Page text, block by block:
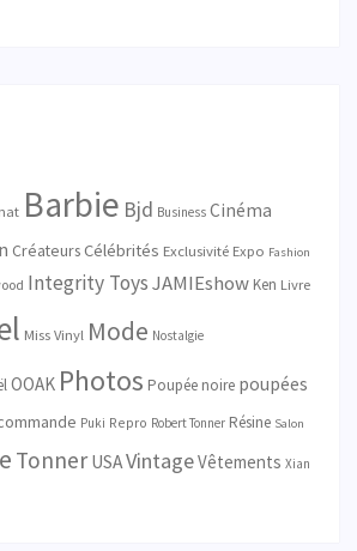
Barbie Bjd Business Cinéma
CréateursCélébrités Exclusivité Expo Fashion
Integrity ToysJAMIEshow Ken Livre
Miss Vinyl Mode Nostalgie
OOAK Photos Poupée noire poupées
Puki Repro Robert Tonner Résine Salon
Tonner USAVintageVêtements Xian